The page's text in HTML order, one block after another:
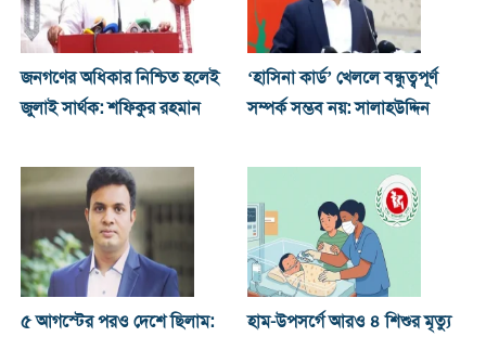
জনগণের অধিকার নিশ্চিত হলেই
জুলাই সার্থক: শফিকুর রহমান
‘হাসিনা কার্ড’ খেললে বন্ধুত্বপূর্ণ
সম্পর্ক সম্ভব নয়: সালাহউদ্দিন
৫ আগস্টের পরও দেশে ছিলাম:
হাম-উপসর্গে আরও ৪ শিশুর মৃত্যু